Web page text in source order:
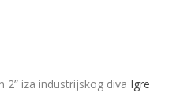
2” iza industrijskog diva Igre